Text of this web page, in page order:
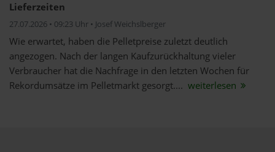
Lieferzeiten
27.07.2026 • 09:23 Uhr • Josef Weichslberger
Wie erwartet, haben die Pelletpreise zuletzt deutlich
angezogen. Nach der langen Kaufzurückhaltung vieler
Verbraucher hat die Nachfrage in den letzten Wochen für
Rekordumsätze im Pelletmarkt gesorgt.... weiterlesen